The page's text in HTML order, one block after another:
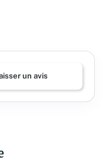
un avis